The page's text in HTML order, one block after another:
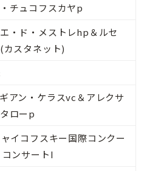
チュコフスカヤp
・ド・メストレhp＆ルセ
カスタネット)
アン・ケラスvc＆アレクサ
ローp
イコフスキー国際コンクー
コンサートI